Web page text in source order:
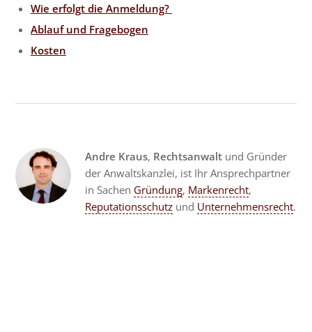
Wie erfolgt die Anmeldung?
Ablauf und Fragebogen
Kosten
Andre Kraus, Rechtsanwalt und Gründer
der Anwaltskanzlei, ist Ihr Ansprechpartner
in Sachen Gründung, Markenrecht,
Reputationsschutzund Unternehmensrecht.